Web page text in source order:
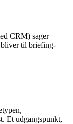
CRM) sager
bliver til briefing-
Et udgangspunkt,